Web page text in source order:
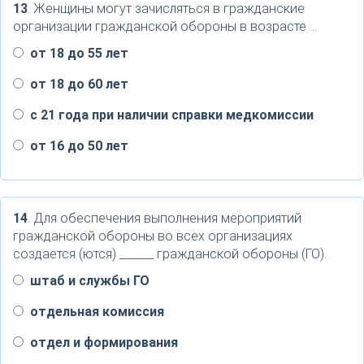
13. Женщины могут зачисляться в гражданские
организации гражданской обороны в возрасте …
от 18 до 55 лет
от 18 до 60 лет
с 21 года при наличии справки медкомиссии
от 16 до 50 лет
14. Для обеспечения выполнения мероприятий
гражданской обороны во всех организациях
создается (ются) ______ гражданской обороны (ГО).
штаб и службы ГО
отдельная комиссия
отдел и формирования